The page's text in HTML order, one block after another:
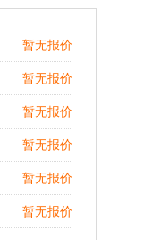
暂无报价
暂无报价
暂无报价
暂无报价
暂无报价
暂无报价